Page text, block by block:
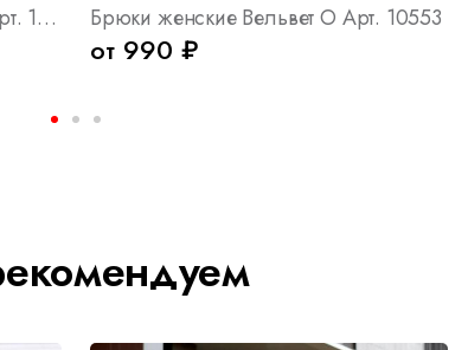
Костюм женский Пальмира К Арт. 10406 Брюки женские Вельвет О Арт. 10553
от 990 ₽